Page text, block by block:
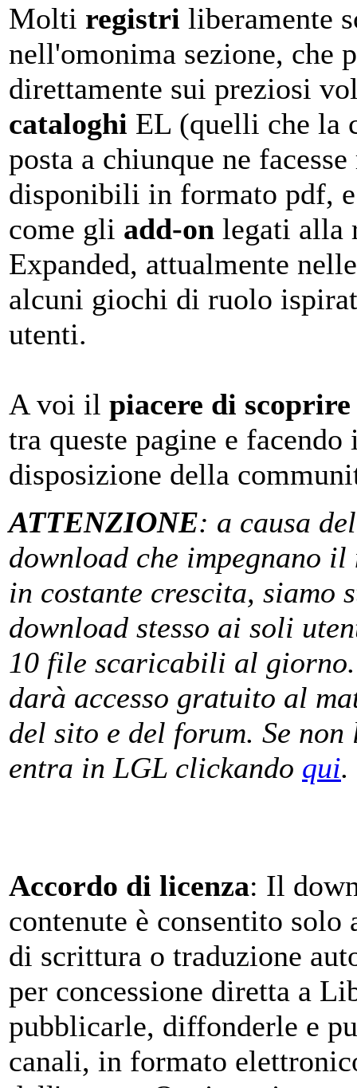
Molti registri liberamente
nell'omonima sezione, che
direttamente sui preziosi
cataloghi EL (quelli che la
posta a chiunque ne
disponibili in formato pdf,
come gli add-on legati alla
Expanded, attualmente
alcuni giochi di ruolo
utenti.
A voi il piacere di scoprire
tra queste pagine e
disposizione della
ATTENZIONE: a causa
download che impegnano
in costante crescita,
download stesso ai soli
10 file scaricabili al
darà accesso gratuito al
del sito e del forum. Se
entra in LGL clickando qui.
Accordo di licenza: Il
contenute è consentito
di scrittura o traduzione
per concessione diretta a
pubblicarle, diffonderle e
canali, in formato